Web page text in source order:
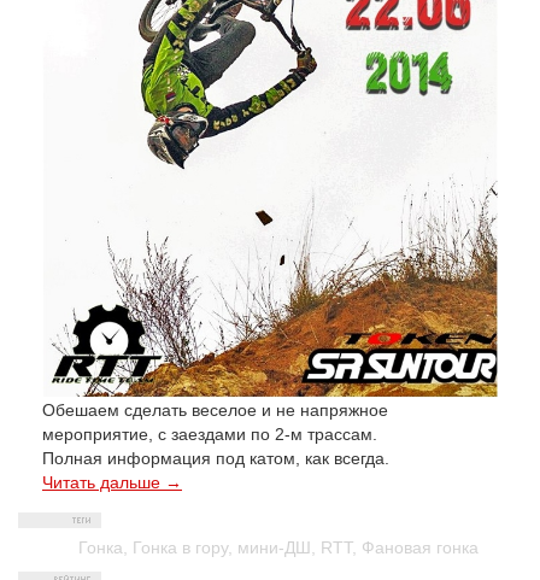
Обешаем сделать веселое и не напряжное
мероприятие, с заездами по 2-м трассам.
Полная информация под катом, как всегда.
Читать дальше →
Гонка, Гонка в гору, мини-ДШ, RTT, Фановая гонка